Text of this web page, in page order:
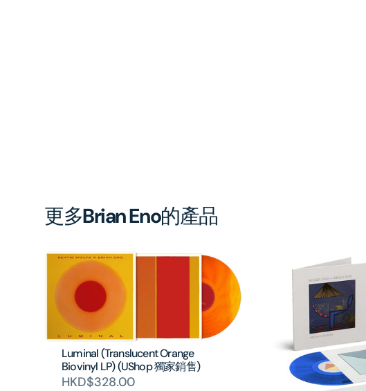
更多Brian Eno的產品
Luminal (Translucent Orange
Biovinyl LP) (UShop 獨家銷售)
HKD$328.00